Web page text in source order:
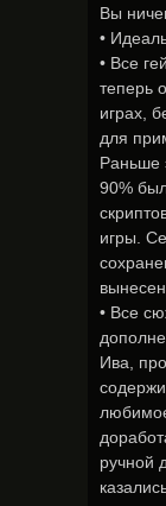
Вы
•
• Все
теперь
играх,
для
Раньше
90%
игры.
• Все
Ива,
ручной